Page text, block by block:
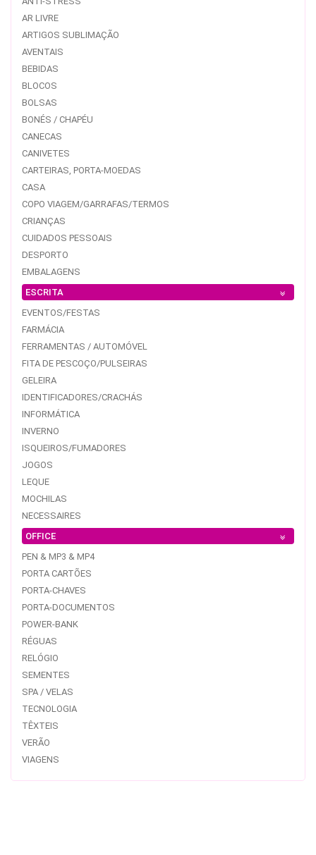
AR LIVRE
ARTIGOS SUBLIMAÇÃO
AVENTAIS
BEBIDAS
BLOCOS
BOLSAS
BONÉS / CHAPÉU
CANECAS
CANIVETES
CARTEIRAS, PORTA-MOEDAS
CASA
COPO VIAGEM/GARRAFAS/TERMOS
CRIANÇAS
CUIDADOS PESSOAIS
DESPORTO
EMBALAGENS
ESCRITA
EVENTOS/FESTAS
FARMÁCIA
FERRAMENTAS / AUTOMÓVEL
FITA DE PESCOÇO/PULSEIRAS
GELEIRA
IDENTIFICADORES/CRACHÁS
INFORMÁTICA
INVERNO
ISQUEIROS/FUMADORES
JOGOS
LEQUE
MOCHILAS
NECESSAIRES
OFFICE
PEN & MP3 & MP4
PORTA CARTÕES
PORTA-CHAVES
PORTA-DOCUMENTOS
POWER-BANK
RÉGUAS
RELÓGIO
SEMENTES
SPA / VELAS
TECNOLOGIA
TÊXTEIS
VERÃO
VIAGENS